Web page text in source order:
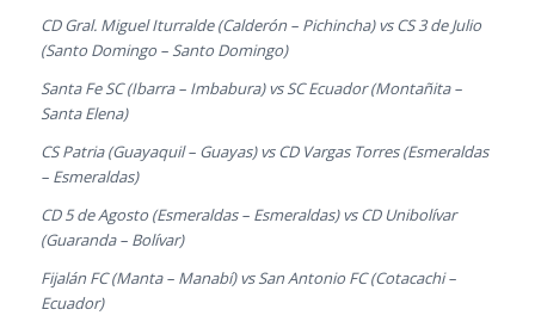
CD Gral. Miguel Iturralde (Calderón – Pichincha) vs CS 3 de Julio
(Santo Domingo – Santo Domingo)
Santa Fe SC (Ibarra – Imbabura) vs SC Ecuador (Montañita –
Santa Elena)
CS Patria (Guayaquil – Guayas) vs CD Vargas Torres (Esmeraldas
– Esmeraldas)
CD 5 de Agosto (Esmeraldas – Esmeraldas) vs CD Unibolívar
(Guaranda – Bolívar)
Fijalán FC (Manta – Manabí) vs San Antonio FC (Cotacachi –
Ecuador)